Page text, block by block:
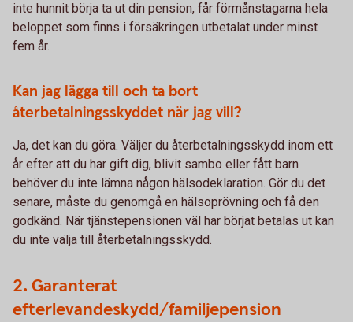
inte hunnit börja ta ut din pension, får förmånstagarna hela
beloppet som finns i försäkringen utbetalat under minst
fem år.
Kan jag lägga till och ta bort
återbetalningsskyddet när jag vill?
Ja, det kan du göra. Väljer du återbetalningsskydd inom ett
år efter att du har gift dig, blivit sambo eller fått barn
behöver du inte lämna någon hälsodeklaration. Gör du det
senare, måste du genomgå en hälsoprövning och få den
godkänd. När tjänstepensionen väl har börjat betalas ut kan
du inte välja till återbetalningsskydd.
2. Garanterat
efterlevandeskydd/familjepension